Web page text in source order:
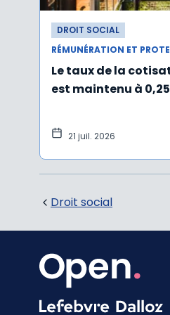
DROIT SOCIAL
RÉMUNÉRATION ET
Le taux de la
est maintenu à
21 juil. 2026
Droit social